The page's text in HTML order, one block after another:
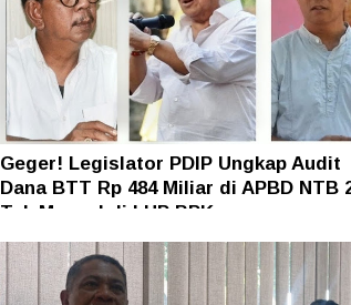
Geger! Legislator PDIP Ungkap Audit
Dana BTT Rp 484 Miliar di APBD NTB
Tak Muncul di LHP BPK